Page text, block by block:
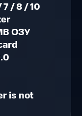
/ 8 / 10
ОЗУ
is not